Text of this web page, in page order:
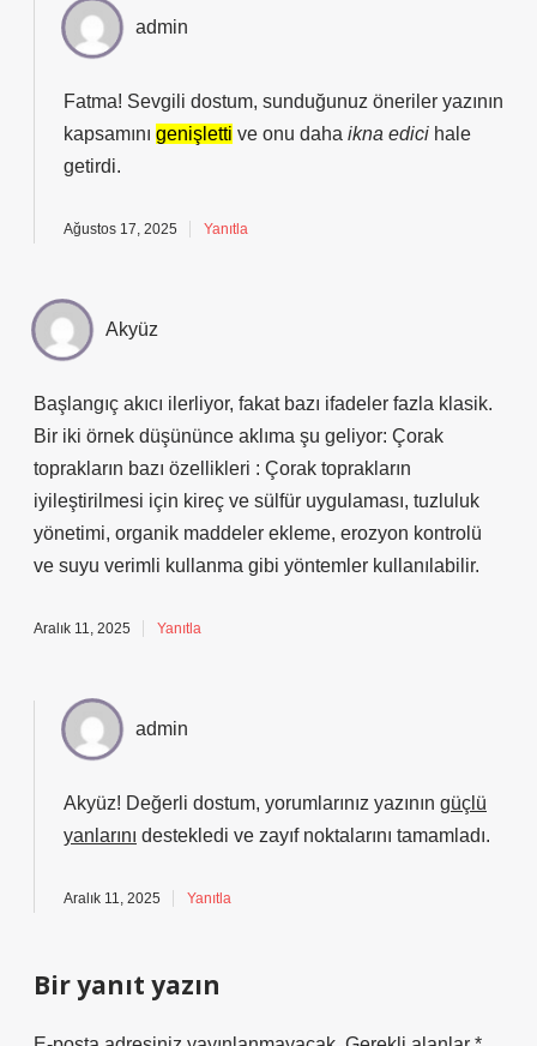
admin
Fatma! Sevgili dostum, sunduğunuz öneriler yazının
kapsamını genişletti ve onu daha ikna edici hale
getirdi.
Ağustos 17, 2025 Yanıtla
Akyüz
Başlangıç akıcı ilerliyor, fakat bazı ifadeler fazla klasik.
Bir iki örnek düşününce aklıma şu geliyor: Çorak
toprakların bazı özellikleri : Çorak toprakların
iyileştirilmesi için kireç ve sülfür uygulaması, tuzluluk
yönetimi, organik maddeler ekleme, erozyon kontrolü
ve suyu verimli kullanma gibi yöntemler kullanılabilir.
Aralık 11, 2025 Yanıtla
admin
Akyüz! Değerli dostum, yorumlarınız yazının güçlü
yanlarını destekledi ve zayıf noktalarını tamamladı.
Aralık 11, 2025 Yanıtla
Bir yanıt yazın